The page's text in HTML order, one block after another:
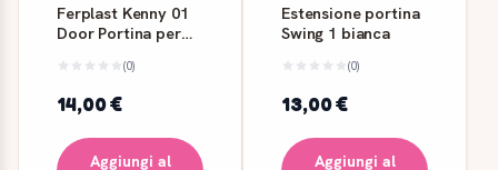
Ferplast Kenny 01
Door Portina per
(0)
14,00 €
Aggiungi al
Estensione portina
Swing 1 bianca
(0)
13,00 €
Aggiungi al